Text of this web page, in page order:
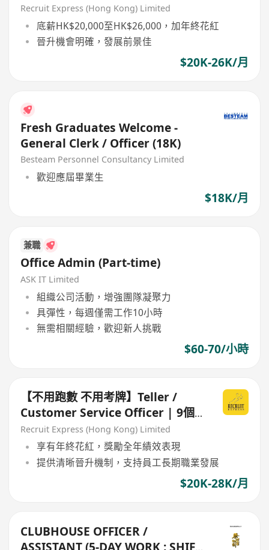
月起經驗即可申請
Recruit Express (Hong Kong) Limited
底薪HK$20,000至HK$26,000，加年終花紅
晉升機會明確，發展前景佳
$20K-26K/月
Fresh Graduates Welcome -
General Clerk / Officer (18K)
Besteam Personnel Consultancy Limited
歡迎應屆畢業生
$18K/月
兼職
Office Admin (Part-time)
ASK IT Limited
組織公司活動，增強團隊凝聚力
具彈性，每週僅需工作10小時
無需相關經驗，歡迎新人挑戰
$60-70/小時
【不用跑數 不用考牌】Teller /
Customer Service Officer | 9個
月起經驗即可申請
Recruit Express (Hong Kong) Limited
享有年終花紅，獎勵全年績效表現
提供清晰晉升機制，支持員工長期職業發展
$20K-28K/月
CLUBHOUSE OFFICER /
ASSISTANT (5-DAY WORK ; SHIFT